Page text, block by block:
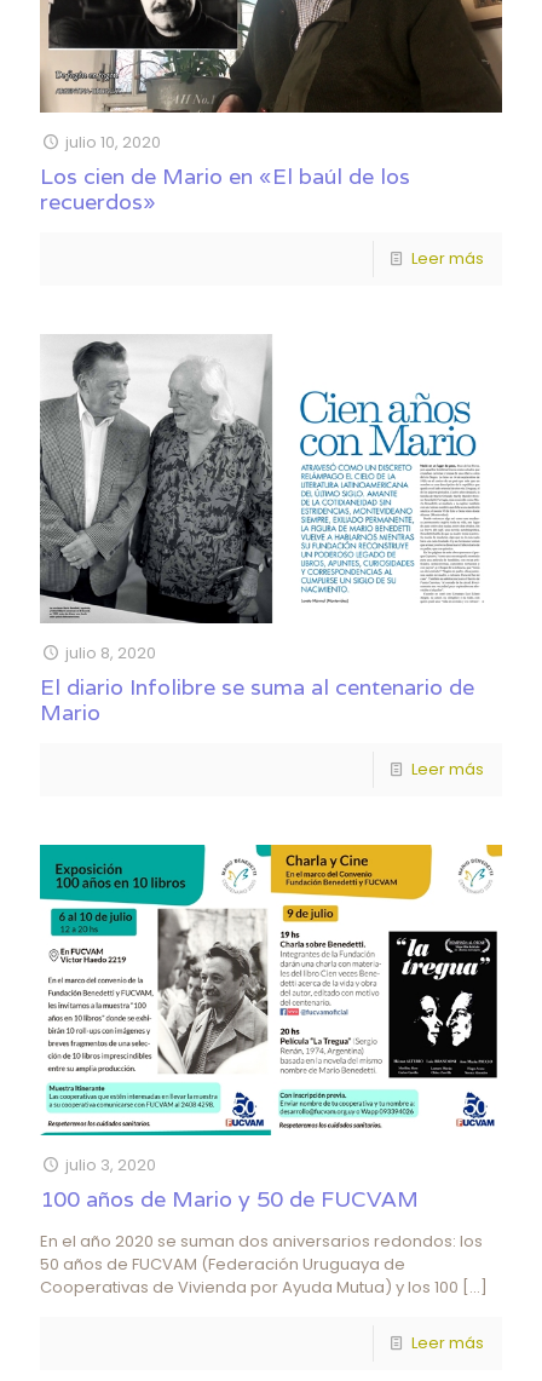
julio 10, 2020
Los cien de Mario en «El baúl de los
recuerdos»
Leer más
julio 8, 2020
El diario Infolibre se suma al centenario de
Mario
Leer más
julio 3, 2020
100 años de Mario y 50 de FUCVAM
En el año 2020 se suman dos aniversarios redondos: los
50 años de FUCVAM (Federación Uruguaya de
Cooperativas de Vivienda por Ayuda Mutua) y los 100 […]
Leer más